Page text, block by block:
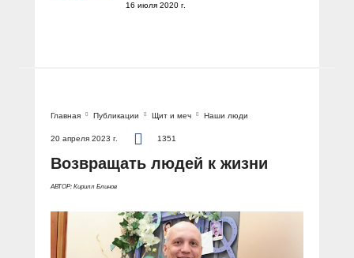
16 июля 2020 г.
Главная Публикации Щит и меч Наши люди
20 апреля 2023 г. 1351
Возвращать людей к жизни
АВТОР: Кирилл Блинов